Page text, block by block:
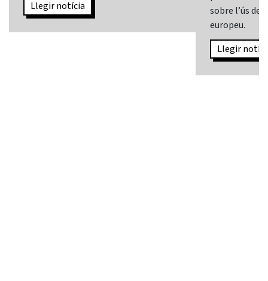
Llegir notícia
sobre l’ús de
europeu.
Llegir